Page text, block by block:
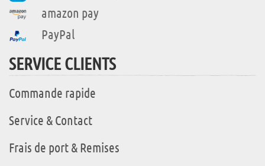
amazon pay
PayPal
SERVICE CLIENTS
Commande rapide
Service & Contact
Frais de port & Remises